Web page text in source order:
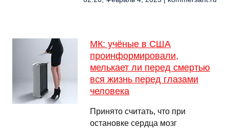
МК: учёные в США
проинформировали,
мелькает ли перед смертью
вся жизнь перед глазами
человека
Принято считать, что при
остановке сердца мозг